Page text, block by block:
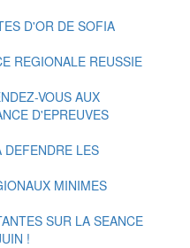
D'OR DE SOFIA
REGIONALE REUSSIE
VOUS AUX
D'EPREUVES
DEFENDRE LES
MINIMES
SUR LA SEANCE
!